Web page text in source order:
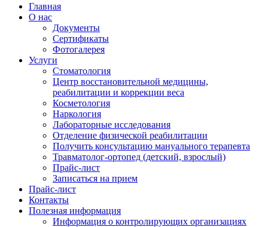
Главная
О нас
Документы
Сертификаты
Фотогалерея
Услуги
Стоматология
Центр восстановительной медицины,
реабилитации и коррекции веса
Косметология
Наркология
Лабораторные исследования
Отделение физической реабилитации
Получить консультацию мануального терапевта
Травматолог-ортопед (детский, взрослый)
Прайс-лист
Записаться на прием
Прайс-лист
Контакты
Полезная информация
Информация о контролирующих организациях